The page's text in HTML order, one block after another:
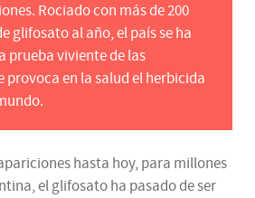
Rociado con más de 200
glifosato al año, el país se ha
prueba viviente de las
provoca en la salud el herbicida
hasta hoy, para millones
el glifosato ha pasado de ser